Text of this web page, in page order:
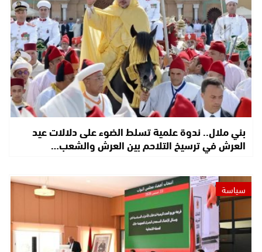
بني ملال.. ندوة علمية تسلط الضوء على دلالات عيد
العرش في ترسيخ التلاحم بين العرش والشعب…
سياسة